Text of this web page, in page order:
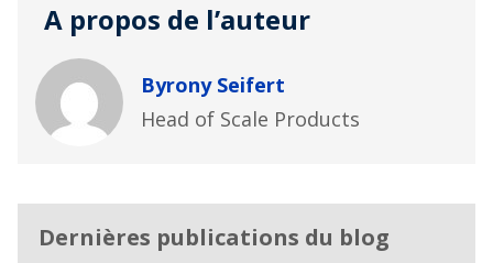
A propos de l’auteur
Byrony Seifert
Head of Scale Products
Dernières publications du blog